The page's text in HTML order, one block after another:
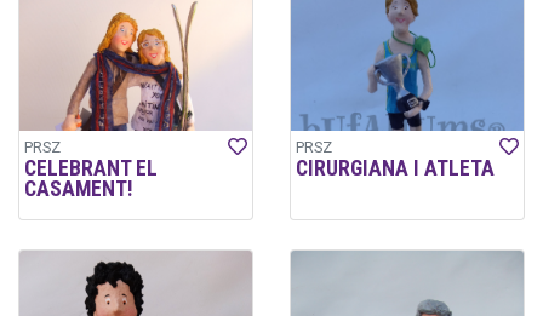
PRSZ
CELEBRANT EL
CASAMENT!
PRSZ
CIRURGIANA I ATLETA